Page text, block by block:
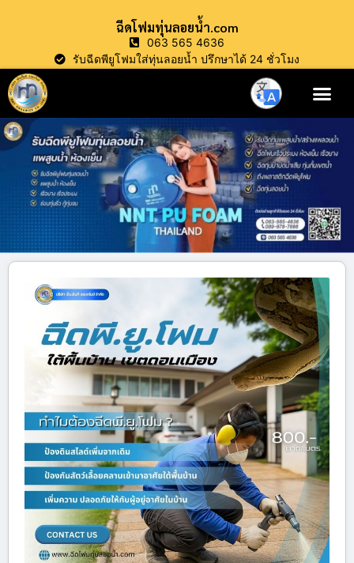
ฉีดโฟมทุ่นลอยน้ำ.com
063 565 4636
รับฉีดพียูโฟมใส่ทุ่นลอยน้ำ ปรึกษาได้ 24 ชั่วโมง